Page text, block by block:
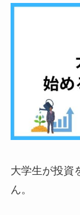
大学生が投資
ん。